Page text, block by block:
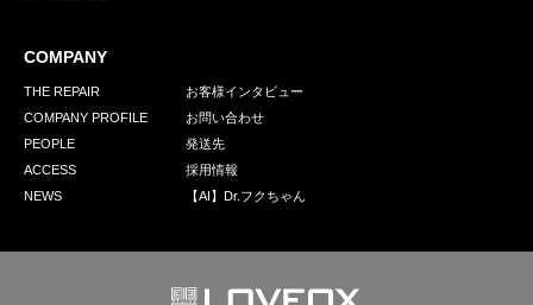
COMPANY
THE REPAIR
COMPANY PROFILE
PEOPLE
ACCESS
NEWS
お客様インタビュー
お問い合わせ
発送先
採用情報
【AI】Dr.フクちゃん